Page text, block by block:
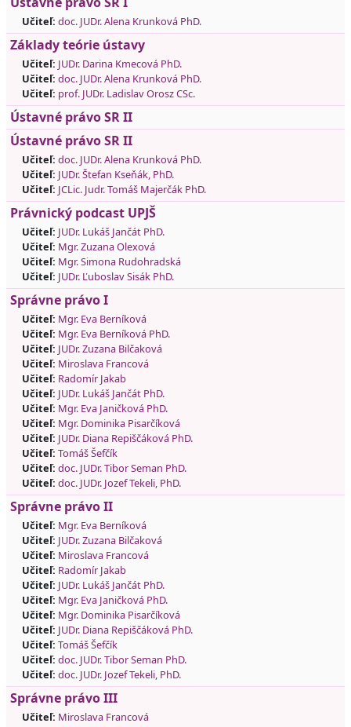
Učiteľ: doc. JUDr. Alena Krunková PhD.
Základy teórie ústavy
Učiteľ: JUDr. Darina Kmecová PhD.
Učiteľ: doc. JUDr. Alena Krunková PhD.
Učiteľ: prof. JUDr. Ladislav Orosz CSc.
Ústavné právo SR II
Ústavné právo SR II
Učiteľ: doc. JUDr. Alena Krunková PhD.
Učiteľ: JUDr. Štefan Kseňák, PhD.
Učiteľ: JCLic. Judr. Tomáš Majerčák PhD.
Právnický podcast UPJŠ
Učiteľ: JUDr. Lukáš Jančát PhD.
Učiteľ: Mgr. Zuzana Olexová
Učiteľ: Mgr. Simona Rudohradská
Učiteľ: JUDr. Ľuboslav Sisák PhD.
Správne právo I
Učiteľ: Mgr. Eva Berníková
Učiteľ: Mgr. Eva Berníková PhD.
Učiteľ: JUDr. Zuzana Bilčaková
Učiteľ: Miroslava Francová
Učiteľ: Radomír Jakab
Učiteľ: JUDr. Lukáš Jančát PhD.
Učiteľ: Mgr. Eva Janičková PhD.
Učiteľ: Mgr. Dominika Pisarčíková
Učiteľ: JUDr. Diana Repiščáková PhD.
Učiteľ: Tomáš Šefčík
Učiteľ: doc. JUDr. Tibor Seman PhD.
Učiteľ: doc. JUDr. Jozef Tekeli, PhD.
Správne právo II
Učiteľ: Mgr. Eva Berníková
Učiteľ: JUDr. Zuzana Bilčaková
Učiteľ: Miroslava Francová
Učiteľ: Radomír Jakab
Učiteľ: JUDr. Lukáš Jančát PhD.
Učiteľ: Mgr. Eva Janičková PhD.
Učiteľ: Mgr. Dominika Pisarčíková
Učiteľ: JUDr. Diana Repiščáková PhD.
Učiteľ: Tomáš Šefčík
Učiteľ: doc. JUDr. Tibor Seman PhD.
Učiteľ: doc. JUDr. Jozef Tekeli, PhD.
Správne právo III
Učiteľ: Miroslava Francová